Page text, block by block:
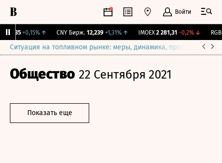
Войти
+0,15%↑ CNY Бирж. 12,239 +1,31% ↑ IMOEX 2 281,31 -0,2%↓
Ситуация на топливном рынке: меры, динамика, прогнозы
Общество 22 Сентября 2021
Показать еще